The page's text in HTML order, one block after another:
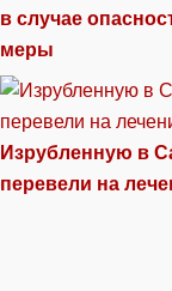
в случае
меры
Изрубленную в
перевели на